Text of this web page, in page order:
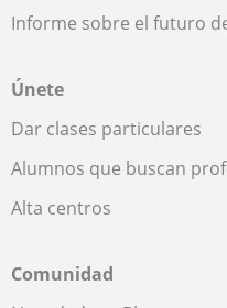
Informe sobre el futuro
Únete
Dar clases particulares
Alumnos que buscan
Alta centros
Comunidad